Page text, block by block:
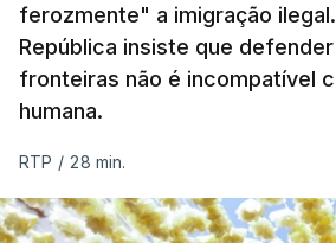
ferozmente" a imigração
República insiste que
fronteiras não é incompatível
humana.
RTP / 28 min.